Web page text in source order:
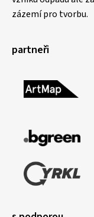
zázemí pro tvorbu.
partneři